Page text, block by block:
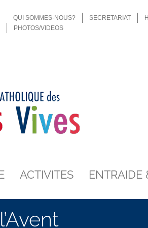
QUI SOMMES-NOUS? SECRETARIAT
PHOTOS/VIDEOS
ACTIVITES ENTRAIDE